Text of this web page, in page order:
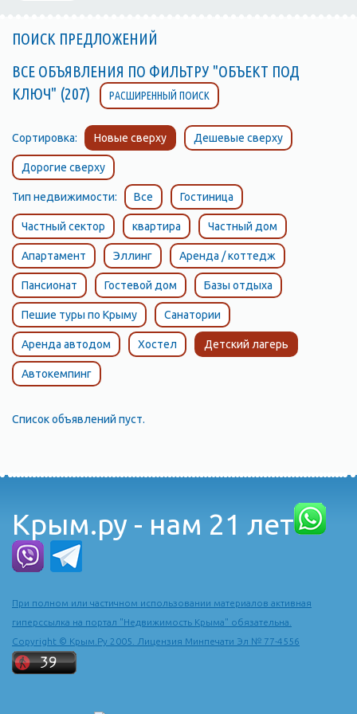
ПОИСК ПРЕДЛОЖЕНИЙ
ВСЕ ОБЪЯВЛЕНИЯ ПО ФИЛЬТРУ "ОБЪЕКТ ПОД
КЛЮЧ" (207)
РАСШИРЕННЫЙ ПОИСК
Сортировка: Новые сверху Дешевые сверху
Дорогие сверху
Тип недвижимости: Все Гостиница
Частный сектор квартира Частный дом
Апартамент Эллинг Аренда / коттедж
Пансионат Гостевой дом Базы отдыха
Пешие туры по Крыму Санатории
Аренда автодом Хостел Детский лагерь
Автокемпинг
Список объявлений пуст.
Крым.ру - нам 21 лет
При полном или частичном использовании материалов активная
гиперссылка на портал "Недвижимость Крыма" обязательна.
Copyright © Крым.Ру 2005. Лицензия Минпечати Эл № 77-4556